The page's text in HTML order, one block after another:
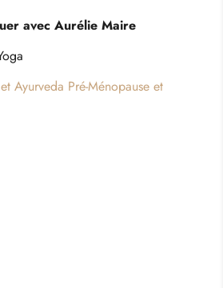
avec Aurélie Maire
Ayurveda Pré-Ménopause et